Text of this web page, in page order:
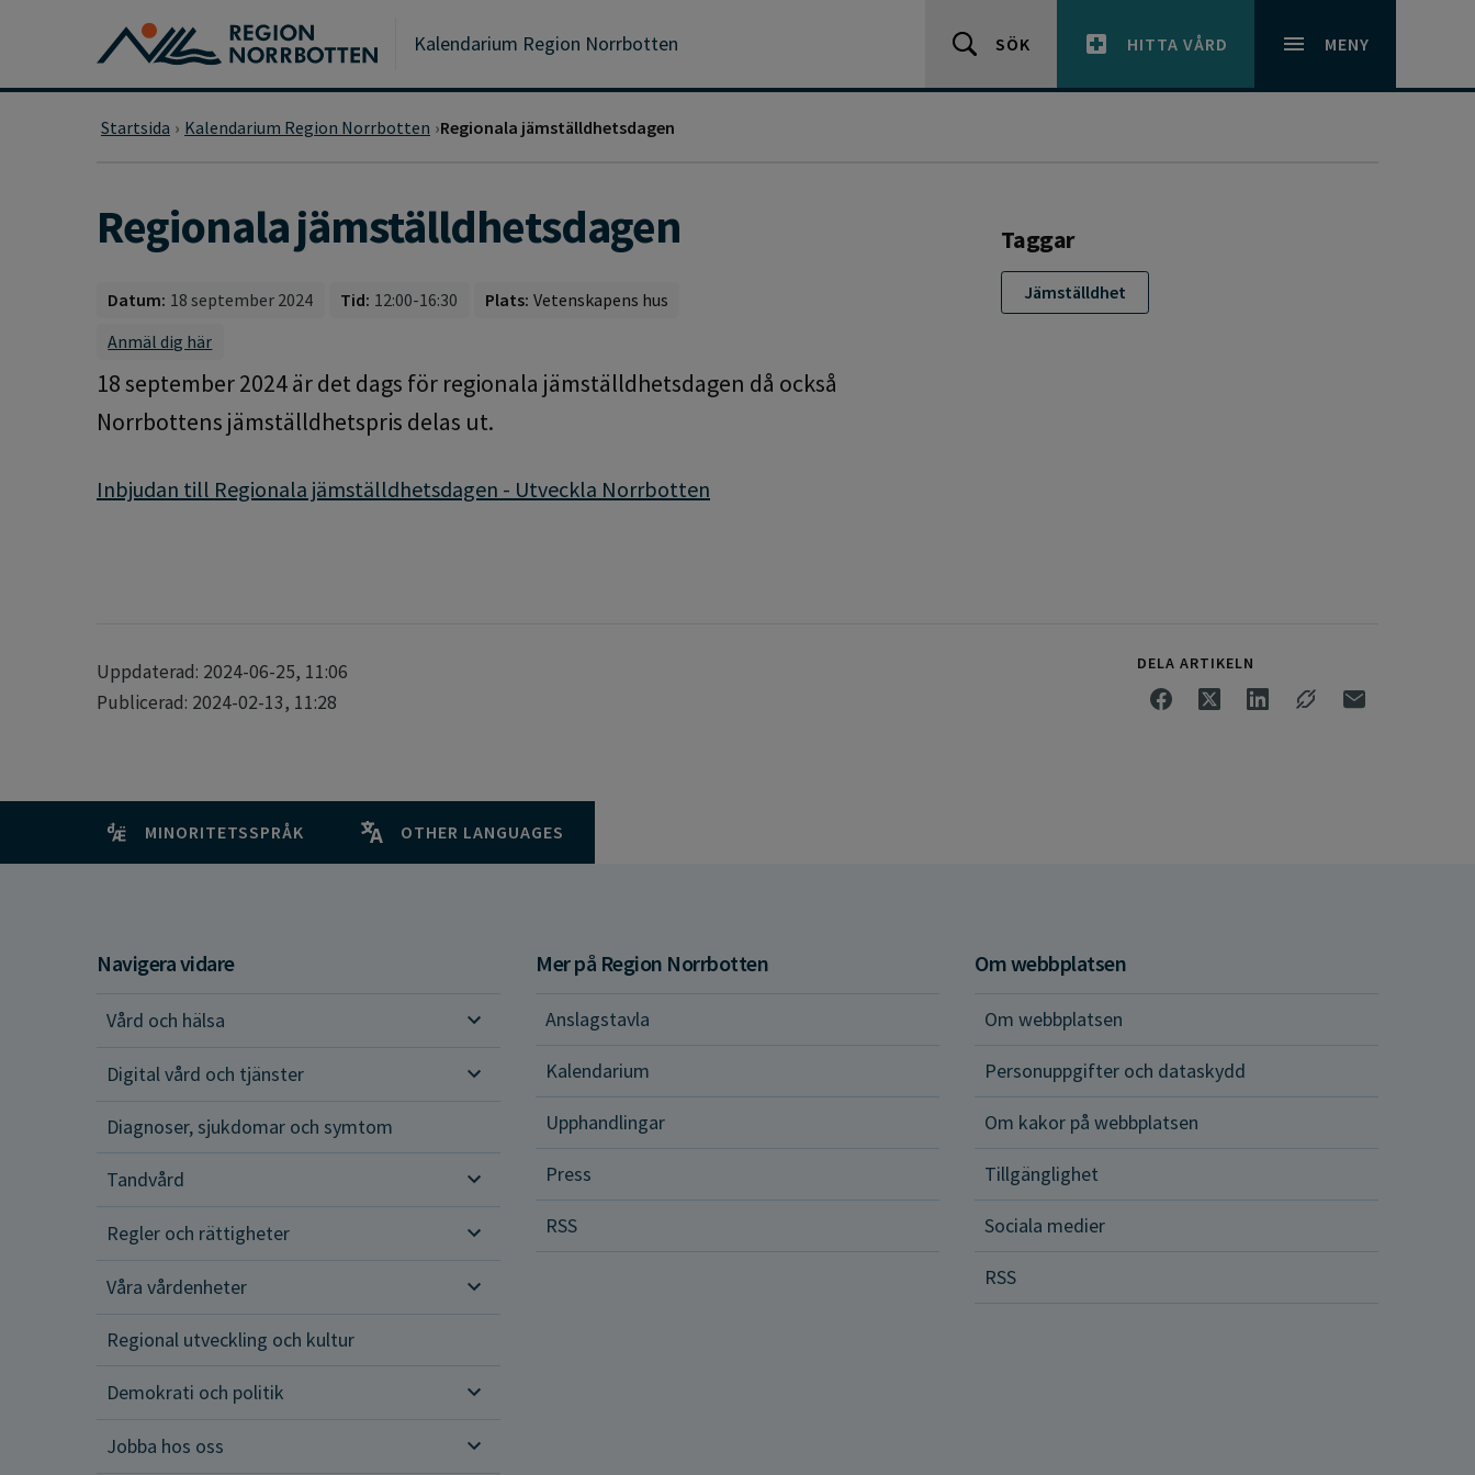
Gå till huvudmeny
Gå till övergripande innehåll
Kalendarium Region Norrbotten SÖK HITTA VÅRD MENY
Startsida Kalendarium Region Norrbotten Regionala jämställdhetsdagen
Regionala jämställdhetsdagen
Datum: 18 september 2024 Tid: 12:00-16:30 Plats: Vetenskapens hus
Anmäl dig här
18 september 2024 är det dags för regionala jämställdhetsdagen då också
Norrbottens jämställdhetspris delas ut.
Inbjudan till Regionala jämställdhetsdagen - Utveckla Norrbotten
Taggar
Jämställdhet
Uppdaterad: 2024-06-25, 11:06
Publicerad: 2024-02-13, 11:28
DELA ARTIKELN
MINORITETSSPRÅK OTHER LANGUAGES
Navigera vidare
Vård och hälsa
Vård och hälsa
Digital vård och tjänster
Diagnoser, sjukdomar och symtom
Tandvård
Regler och rättigheter
Regler och rättigheter
Våra vårdenheter
Regional utveckling och kultur
Demokrati och politik
Jobba hos oss
Mer på Region Norrbotten
Anslagstavla
Kalendarium
Upphandlingar
Press
RSS
Om webbplatsen
Om webbplatsen
Personuppgifter och dataskydd
Om kakor på webbplatsen
Tillgänglighet
Sociala medier
RSS